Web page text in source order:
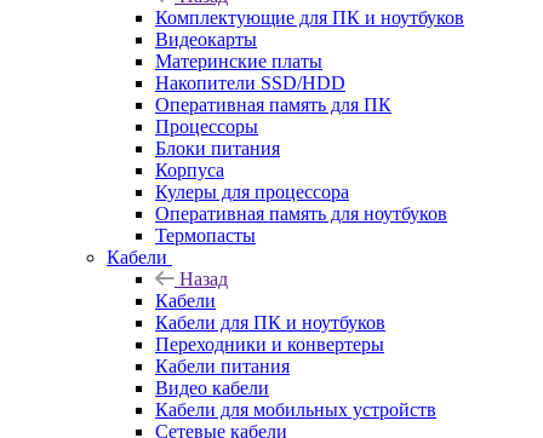
Комплектующие для ПК и ноутбуков
Видеокарты
Материнские платы
Накопители SSD/HDD
Оперативная память для ПК
Процессоры
Блоки питания
Корпуса
Кулеры для процессора
Оперативная память для ноутбуков
Термопасты
Кабели
Назад
Кабели
Кабели для ПК и ноутбуков
Переходники и конвертеры
Кабели питания
Видео кабели
Кабели для мобильных устройств
Сетевые кабели